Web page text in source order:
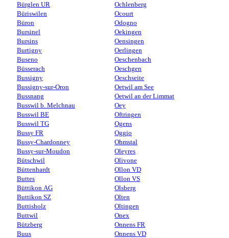
Bürglen UR
Büriswilen
Büron
Bursinel
Bursins
Burtigny
Buseno
Büsserach
Bussigny
Bussigny-sur-Oron
Bussnang
Busswil b. Melchnau
Busswil BE
Busswil TG
Bussy FR
Bussy-Chardonney
Bussy-sur-Moudon
Bütschwil
Büttenhardt
Buttes
Büttikon AG
Buttikon SZ
Buttisholz
Buttwil
Bützberg
Buus
Ochlenberg
Ocourt
Odogno
Oekingen
Oensingen
Oerlingen
Oeschenbach
Oeschgen
Oeschseite
Oetwil am See
Oetwil an der Limmat
Oey
Oftringen
Ogens
Oggio
Ohmstal
Oleyres
Olivone
Ollon VD
Ollon VS
Olsberg
Olten
Oltingen
Onex
Onnens FR
Onnens VD